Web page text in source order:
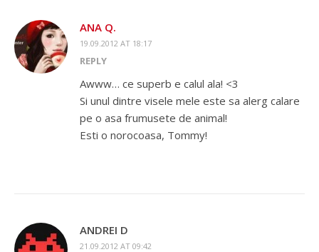
ANA Q.
19.09.2012 AT 18:17
REPLY
Awww… ce superb e calul ala! <3
Si unul dintre visele mele este sa alerg calare
pe o asa frumusete de animal!
Esti o norocoasa, Tommy!
ANDREI D
21.09.2012 AT 09:42